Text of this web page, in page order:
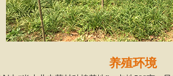
养殖环境